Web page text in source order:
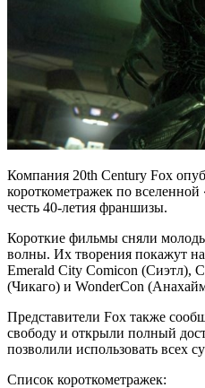
Компания 20th Century Fox
короткометражек по
честь 40-летия франшизы.
Короткие фильмы сняли
волны. Их творения покажут
Emerald City Comicon (Сиэтл),
(Чикаго) и WonderCon
Представители Fox также
свободу и открыли полный
позволили использовать всех
Список короткометражек: